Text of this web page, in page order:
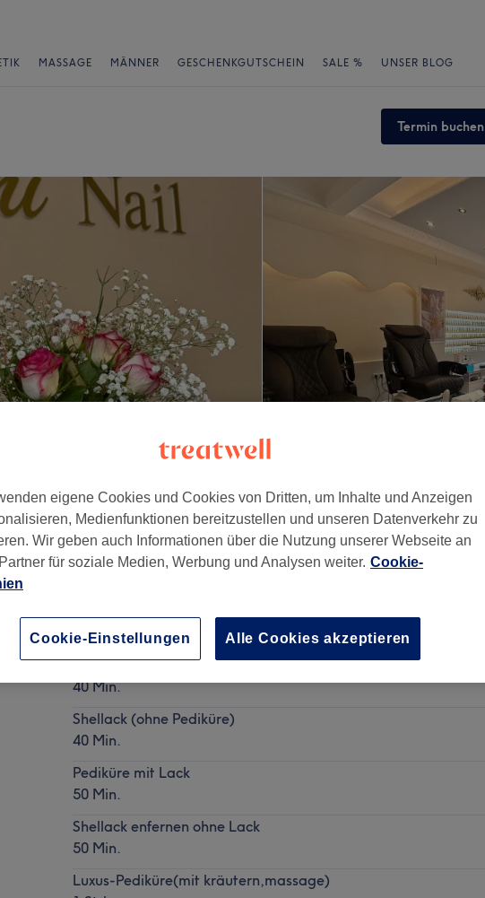
MASSAGE MÄNNER GESCHENKGUTSCHEIN SALE % UNSER BLOG
Termin buchen
20251
Details anzeigen
Pediküre ohne Lack
40 Min.
Shellack (ohne Pediküre)
40 Min.
Pediküre mit Lack
50 Min.
Shellack enfernen ohne Lack
50 Min.
Luxus-Pediküre(mit kräutern,massage)
eigene Cookies und Cookies von Dritten, um Inhalte und Anzeigen
Medienfunktionen bereitzustellen und unseren Datenverkehr zu
Wir geben auch Informationen über die Nutzung unserer Webseite an
für soziale Medien, Werbung und Analysen weiter. Cookie-
Cookie-Einstellungen Alle Cookies akzeptieren